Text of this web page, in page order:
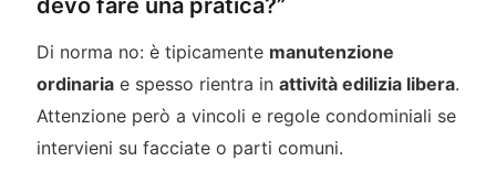
devo fare una pratica?”
Di norma no: è tipicamente manutenzione
ordinariae spesso rientra in attività edilizia libera.
Attenzione però a vincoli e regole condominiali se
intervieni su facciate o parti comuni.